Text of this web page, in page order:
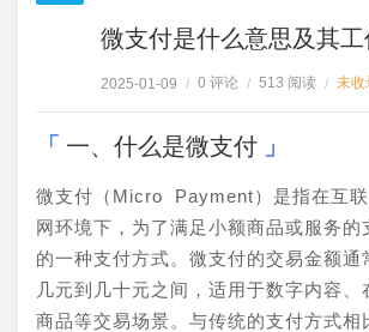
微支付是什么意思及其
2025-01-09 / 0 评论 / 513 阅读 / 未收
一、什么是微支付
微支付（Micro Payment）是指在互
网环境下，为了满足小额商品或服务的
的一种支付方式。微支付的交易金额通
几元到几十元之间，适用于数字内容、
商品等交易场景。与传统的支付方式相